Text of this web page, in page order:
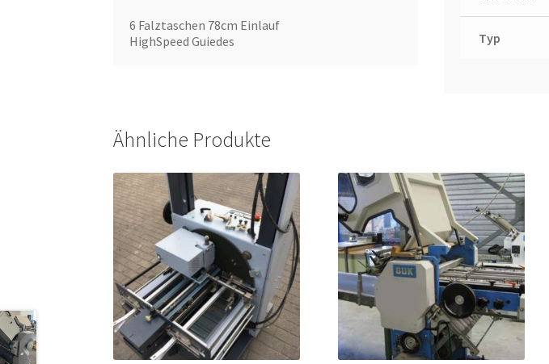
6 Falztaschen 78cm Einlauf
HighSpeed Guiedes
Typ
Ähnliche Produkte